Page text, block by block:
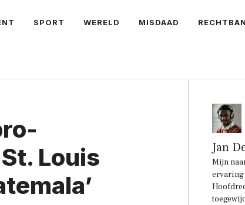
SPORT WERELD MISDAAD
Louis
Jan
Mijn